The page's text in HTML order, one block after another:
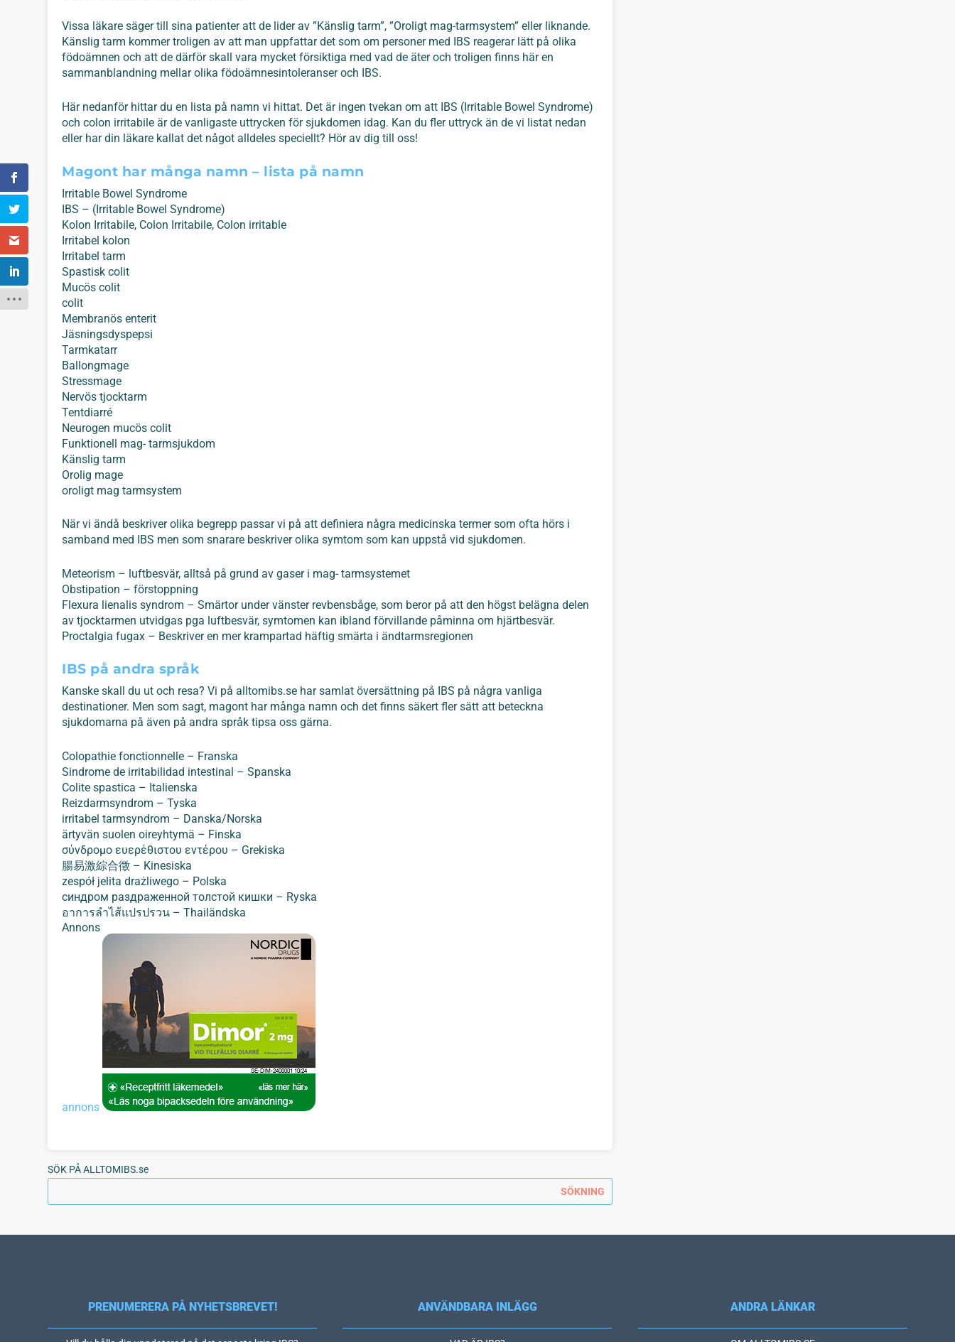
Vissa läkare säger till sina patienter att de lider av ”Känslig tarm”, ”Oroligt mag-tarmsystem” eller liknande.
Känslig tarm kommer troligen av att man uppfattar det som om personer med IBS reagerar lätt på olika
födoämnen och att de därför skall vara mycket försiktiga med vad de äter och troligen finns här en
sammanblandning mellar olika födoämnesintoleranser och IBS.
Här nedanför hittar du en lista på namn vi hittat. Det är ingen tvekan om att IBS (Irritable Bowel Syndrome)
och colon irritabile är de vanligaste uttrycken för sjukdomen idag. Kan du fler uttryck än de vi listat nedan
eller har din läkare kallat det något alldeles speciellt? Hör av dig till oss!
Magont har många namn – lista på namn
Irritable Bowel Syndrome
IBS – (Irritable Bowel Syndrome)
Kolon Irritabile, Colon Irritabile, Colon irritable
Irritabel kolon
Irritabel tarm
Spastisk colit
Mucös colit
colit
Membranös enterit
Jäsningsdyspepsi
Tarmkatarr
Ballongmage
Stressmage
Nervös tjocktarm
Tentdiarré
Neurogen mucös colit
Funktionell mag- tarmsjukdom
Känslig tarm
Orolig mage
oroligt mag tarmsystem
När vi ändå beskriver olika begrepp passar vi på att definiera några medicinska termer som ofta hörs i
samband med IBS men som snarare beskriver olika symtom som kan uppstå vid sjukdomen.
Meteorism – luftbesvär, alltså på grund av gaser i mag- tarmsystemet
Obstipation – förstoppning
Flexura lienalis syndrom – Smärtor under vänster revbensbåge, som beror på att den högst belägna delen
av tjocktarmen utvidgas pga luftbesvär, symtomen kan ibland förvillande påminna om hjärtbesvär.
Proctalgia fugax – Beskriver en mer krampartad häftig smärta i ändtarmsregionen
IBS på andra språk
Kanske skall du ut och resa? Vi på alltomibs.se har samlat översättning på IBS på några vanliga
destinationer. Men som sagt, magont har många namn och det finns säkert fler sätt att beteckna
sjukdomarna på även på andra språk tipsa oss gärna.
Colopathie fonctionnelle – Franska
Sindrome de irritabilidad intestinal – Spanska
Colite spastica – Italienska
Reizdarmsyndrom – Tyska
irritabel tarmsyndrom – Danska/Norska
ärtyvän suolen oireyhtymä – Finska
σύνδρομο ευερέθιστου εντέρου – Grekiska
腸易激綜合徵 – Kinesiska
zespół jelita drażliwego – Polska
синдром раздраженной толстой кишки – Ryska
อาการลำไส้แปรปรวน – Thailändska
Annons
annons
SÖK PÅ ALLTOMIBS.se
PRENUMERERA PÅ NYHETSBREVET! ANVÄNDBARA INLÄGG ANDRA LÄNKAR